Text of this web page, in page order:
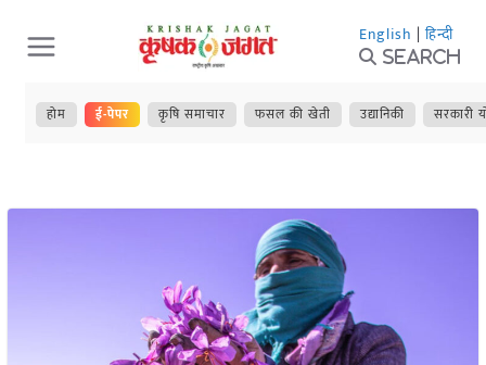
Skip
to
content
English | हिन्दी
Search
होम ई-पेपर कृषि समाचार फसल की खेती उद्यानिकी सरकारी